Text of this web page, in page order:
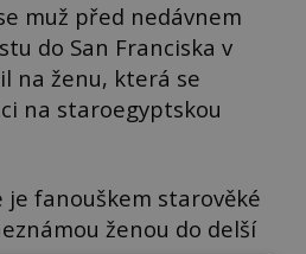
muž před nedávnem
do San Franciska v
na ženu, která se
na staroegyptskou
je fanouškem starověké
ženou do delší